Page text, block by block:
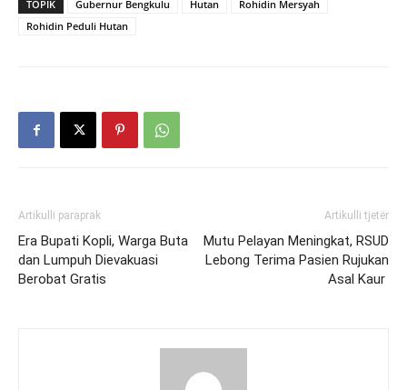
TOPIK Gubernur Bengkulu Hutan
Rohidin Mersyah
Rohidin Peduli Hutan
Artikulli paraprak
Era Bupati Kopli, Warga Buta
dan Lumpuh Dievakuasi
Berobat Gratis
Artikulli tjetër
Mutu Pelayan Meningkat, RSUD
Lebong Terima Pasien Rujukan
Asal Kaur